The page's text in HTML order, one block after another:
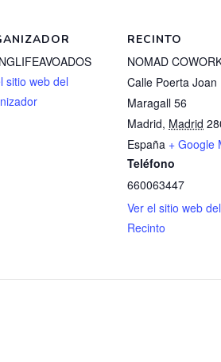
sitio web del
RECINTO
NOMAD
Calle Poerta Joan
Maragall 56
Madrid, Madrid
España + Google
Teléfono
660063447
Ver el sitio web del
Recinto